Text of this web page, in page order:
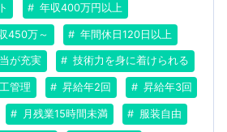
年収400万円以上
450万～ 年間休日120日以上
が充実 技術力を身に着けられる
管理 昇給年2回 昇給年3回
月残業15時間未満 服装自由